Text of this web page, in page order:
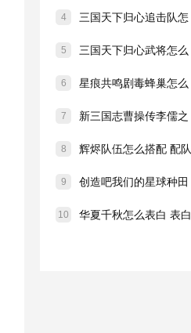
4 三国天下归心追击队怎
5 三国天下归心武将怎么
6 星痕共鸣剧毒蜂巢怎么
7 新三国志曹操传李儒之
8 辉烬队伍怎么搭配 配队
9 创造吧我们的星球种田
10 华夏千秋怎么表白 表白